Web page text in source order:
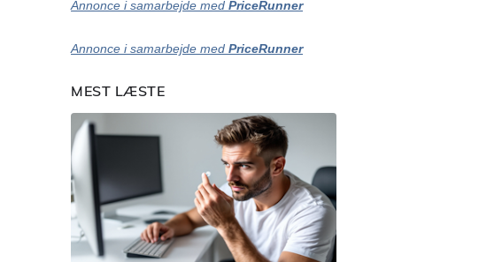
Annonce i samarbejde med PriceRunner
Annonce i samarbejde med PriceRunner
MEST LÆSTE